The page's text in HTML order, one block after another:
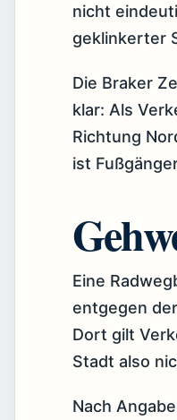
nicht
geklinkerter
Die Braker
klar: Als
Richtung
ist
Eine
entgegen
Dort gilt
Stadt also
Nach